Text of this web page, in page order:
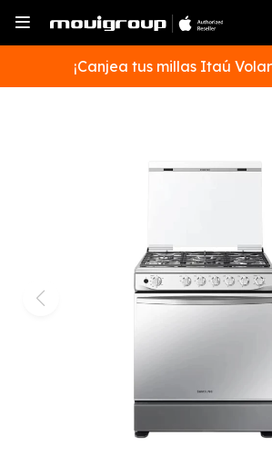

¡Canjea tus millas Itaú